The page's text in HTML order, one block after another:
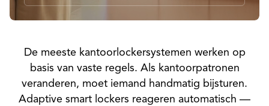
De meeste kantoorlockersystemen werken op
basis van vaste regels. Als kantoorpatronen
veranderen, moet iemand handmatig bijsturen.
Adaptive smart lockers reageren automatisch —